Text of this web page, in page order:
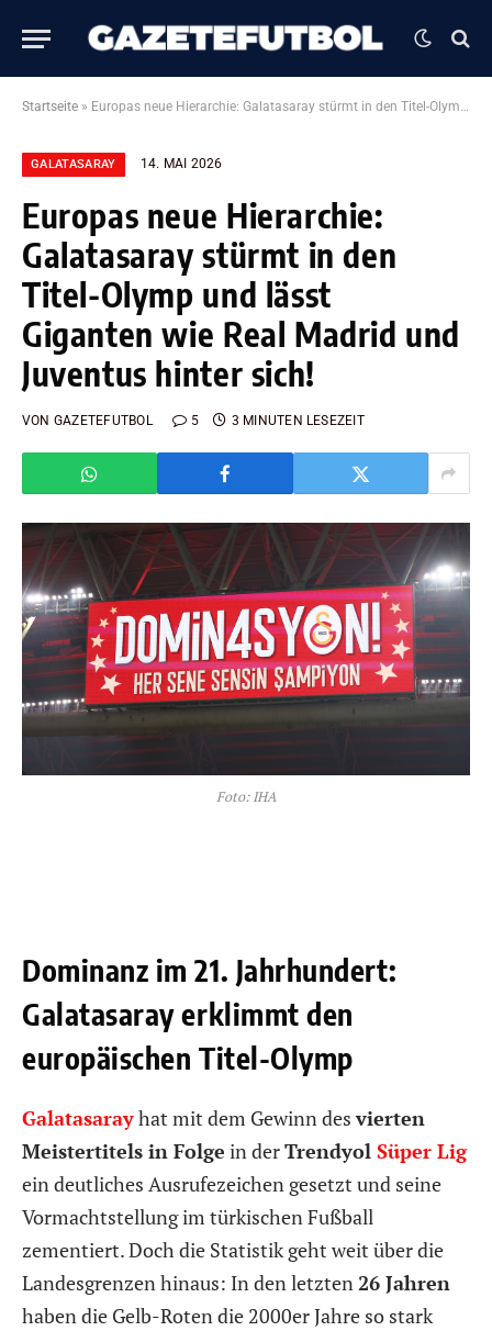
Startseite » Europas neue Hierarchie: Galatasaray stürmt in den Titel-Olymp und lässt Giganten wie Real Madrid und Juventus hinter sich!
GALATASARAY 14. MAI 2026
Europas neue Hierarchie:
Galatasaray stürmt in den
Titel-Olymp und lässt
Giganten wie Real Madrid und
Juventus hinter sich!
VON GAZETEFUTBOL 5 3 MINUTEN LESEZEIT
Foto: IHA
Dominanz im 21. Jahrhundert:
Galatasaray erklimmt den
europäischen Titel-Olymp
Galatasarayhat mit dem Gewinn desvierten
Meistertitels in Folge in derTrendyol Süper Lig
ein deutliches Ausrufezeichen gesetzt und seine
Vormachtstellung im türkischen Fußball
zementiert. Doch die Statistik geht weit über die
Landesgrenzen hinaus: In den letzten26 Jahren
haben die Gelb-Roten die 2000er Jahre so stark